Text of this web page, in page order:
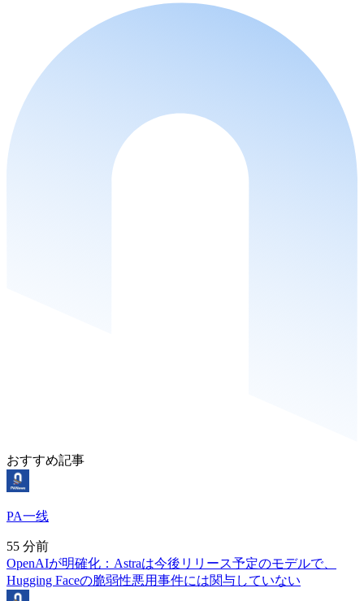
おすすめ記事
PA一线
55 分前
OpenAIが明確化：Astraは今後リリース予定のモデルで、
Hugging Faceの脆弱性悪用事件には関与していない